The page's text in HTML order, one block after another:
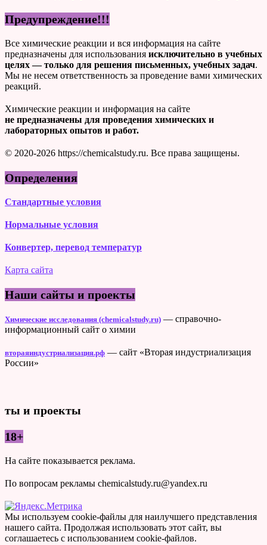
Предупреждение!!!
Все химические реакции и вся информация на сайте
предназначены для использования исключительно в учебных
целях — только для решения письменных, учебных задач.
Мы не несем ответственность за проведение вами химических
реакций.
Химические реакции и информация на сайте
не предназначены для проведения химических и
лабораторных опытов и работ.
© 2020-2026 https://chemicalstudy.ru. Все права защищены.
Определения
Стандартные условия
Нормальные условия
Конвертер, перевод температур
Карта сайта
Наши сайты и проекты
Химические исследования (chemicalstudy.ru) — справочно-
информационный сайт о химии
втораяиндустриализация.рф — сайт «Вторая индустриализация
России»
ты и проекты
18+
На сайте показывается реклама.
По вопросам рекламы chemicalstudy.ru@yandex.ru
Мы используем cookie-файлы для наилучшего представления
нашего сайта. Продолжая использовать этот сайт, вы
соглашаетесь с использованием cookie-файлов.